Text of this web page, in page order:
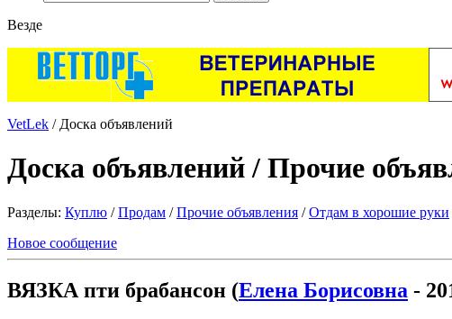
Везде
VetLek / Доска объявлений
Доска объявлений / Прочие
Разделы: Куплю /Продам /Прочие объявления /Отдам в хорошие руки
Новое сообщение
ВЯЗКА пти брабансон (Елена Борисовна -